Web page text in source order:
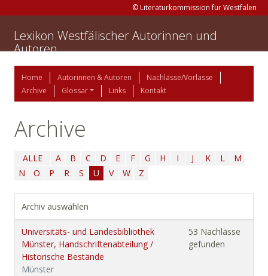
© Literaturkommission für Westfalen
Lexikon Westfälischer Autorinnen und
Autoren
Home Autorinnen & Autoren
Nachlässe/Vorlässe
Archive
Glossar Links Kontakt
Archive
ALLE A B C D E F G H I J K L
M
N
O P R S U V W Z
Archiv auswählen
Universitäts- und Landesbibliothek
Münster, Handschriftenabteilung /
Historische Bestände
Münster
53 Nachlässe
gefunden